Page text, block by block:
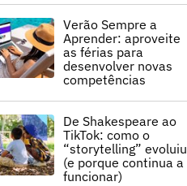
Verão Sempre a
Aprender: aproveite
as férias para
desenvolver novas
competências
De Shakespeare ao
TikTok: como o
“storytelling” evoluiu
(e porque continua a
funcionar)